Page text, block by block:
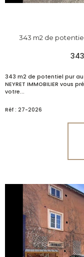
343 m2 de
343 m2 de potentiel pur
NEYRET IMMOBILIER
votre...
Réf : 27-2026